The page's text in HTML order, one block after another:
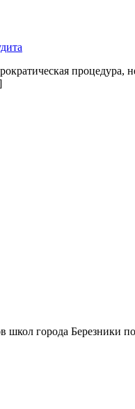
школ города Березники